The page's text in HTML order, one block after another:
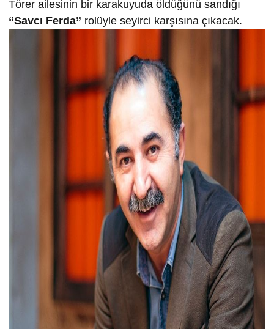
Törer ailesinin bir karakuyuda öldüğünü sandığı
“Savcı Ferda” rolüyle seyirci karşısına çıkacak.